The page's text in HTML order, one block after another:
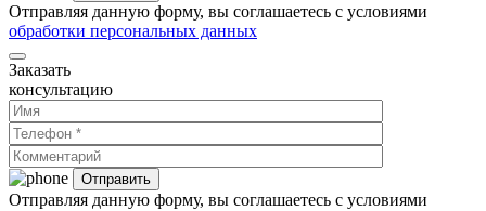
Отправляя данную форму, вы соглашаетесь с условиями
обработки персональных данных
Заказать
консультацию
Отправляя данную форму, вы соглашаетесь с условиями